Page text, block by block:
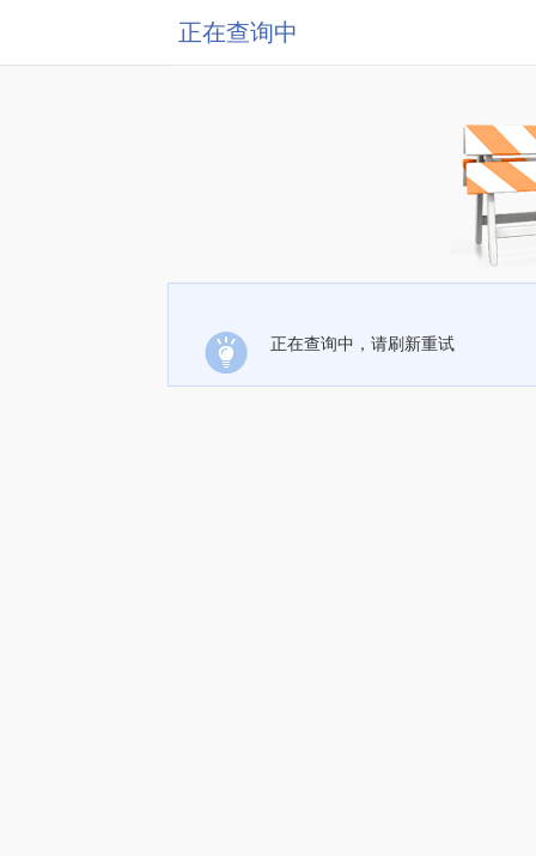
正在查询中
正在查询中，请刷新重试